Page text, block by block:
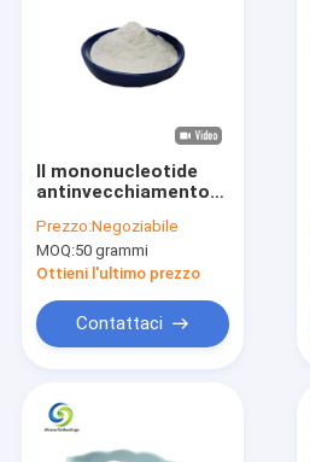
Prodotti
Il mononucleotide
antinvecchiamento
nicotinammide
completa la polvere
99%
Prezzo:Negoziabile
MOQ:50 grammi
Ottieni l'ultimo prezzo
Contattaci